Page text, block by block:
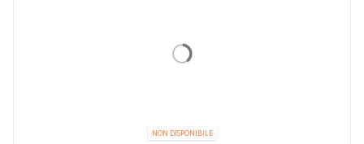
NON DISPONIBILE